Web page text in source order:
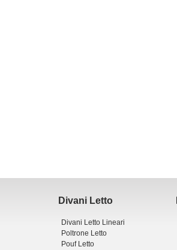
Divani Letto
Divani Letto Lineari
Poltrone Letto
Pouf Letto